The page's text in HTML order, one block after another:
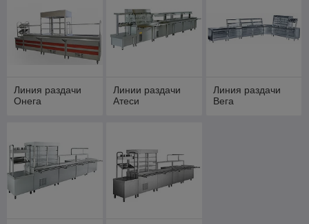
Линия раздачи
Онега
Линии раздачи
Атеси
Линия раздачи
Вега